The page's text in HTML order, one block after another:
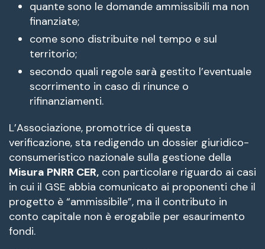
quante sono le domande ammissibili ma non
finanziate;
come sono distribuite nel tempo e sul
territorio;
secondo quali regole sarà gestito l’eventuale
scorrimento in caso di rinunce o
rifinanziamenti.
L’Associazione, promotrice di questa
verificazione, sta redigendo un dossier giuridico-
consumeristico nazionale sulla gestione della
Misura PNRR CER, con particolare riguardo ai casi
in cui il GSE abbia comunicato ai proponenti che il
progetto è “ammissibile”, ma il contributo in
conto capitale non è erogabile per esaurimento
fondi.